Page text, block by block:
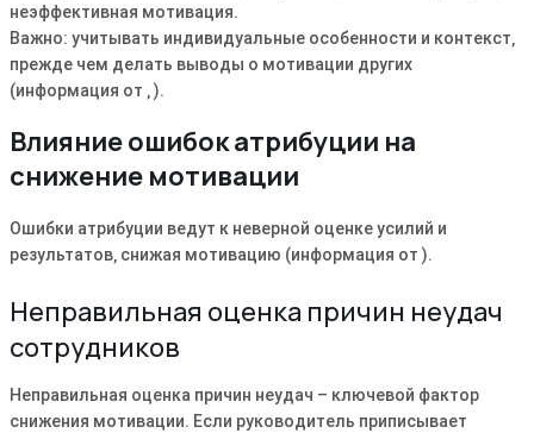
неэффективная мотивация.
Важно: учитывать индивидуальные особенности и контекст‚
прежде чем делать выводы о мотивации других
(информация от ‚ ).
Влияние ошибок атрибуции на
снижение мотивации
Ошибки атрибуции ведут к неверной оценке усилий и
результатов‚ снижая мотивацию (информация от ).
Неправильная оценка причин неудач
сотрудников
Неправильная оценка причин неудач – ключевой фактор
снижения мотивации. Если руководитель приписывает